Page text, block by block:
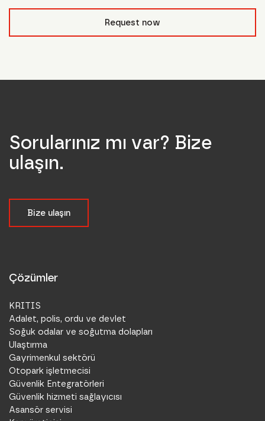
Request now
Sorularınız mı var? Bize
ulaşın.
Bize ulaşın
Çözümler
KRITIS
Adalet, polis, ordu ve devlet
Soğuk odalar ve soğutma dolapları
Ulaştırma
Gayrimenkul sektörü
Otopark işletmecisi
Güvenlik Entegratörleri
Güvenlik hizmeti sağlayıcısı
Asansör servisi